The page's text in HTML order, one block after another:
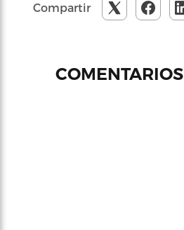
Compartir
COMENTARIOS